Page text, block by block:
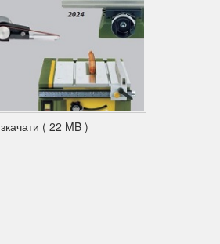
зкачати ( 22 MB )